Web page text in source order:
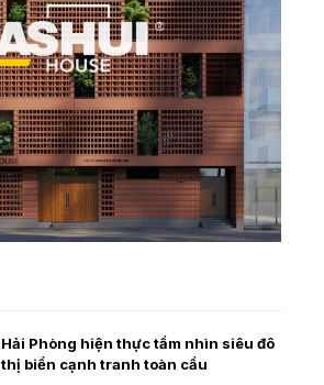
Hải Phòng hiện thực tầm nhìn siêu đô
thị biển cạnh tranh toàn cầu